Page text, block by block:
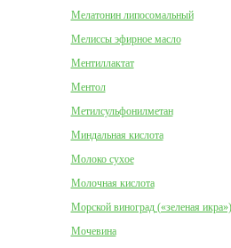
Мелатонин липосомальный
Мелиссы эфирное масло
Ментиллактат
Ментол
Метилсульфонилметан
Миндальная кислота
Молоко сухое
Молочная кислота
Морской виноград («зеленая икра»)
Мочевина